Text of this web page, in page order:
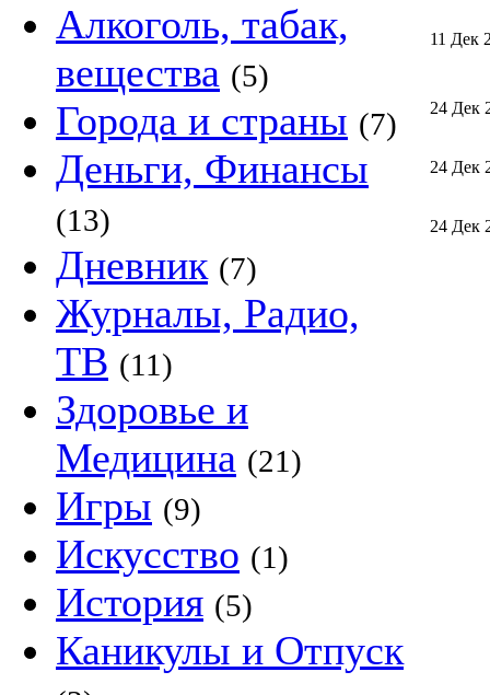
Алкоголь, табак,
вещества (5)
Города и страны (7)
Деньги, Финансы
(13)
Дневник (7)
Журналы, Радио,
ТВ (11)
Здоровье и
Медицина (21)
Игры (9)
Искусство (1)
История (5)
Каникулы и Отпуск
11 Дек
24 Дек
24 Дек
24 Дек